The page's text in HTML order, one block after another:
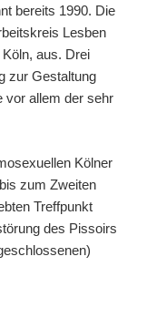
bereits 1990. Die
Lesben
aus. Drei
zur Gestaltung
vor allem der sehr
Kölner
zum Zweiten
Treffpunkt
des Pissoirs